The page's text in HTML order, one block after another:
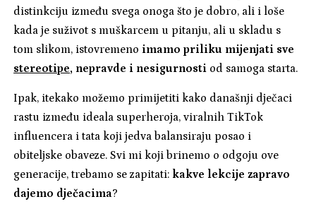
distinkciju između svega onoga što je dobro, ali i loše
kada je suživot s muškarcem u pitanju, ali u skladu s
tom slikom, istovremeno imamo priliku mijenjati sve
stereotipe, nepravde i nesigurnosti od samoga starta.
Ipak, itekako možemo primijetiti kako današnji dječaci
rastu između ideala superheroja, viralnih TikTok
influencera i tata koji jedva balansiraju posao i
obiteljske obaveze. Svi mi koji brinemo o odgoju ove
generacije, trebamo se zapitati: kakve lekcije zapravo
dajemo dječacima?